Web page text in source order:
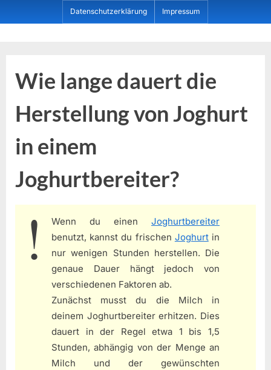
to
Datenschutzerklärung Impressum
Wie lange dauert die
Herstellung von Joghurt
in einem
Joghurtbereiter?
Wenn du einen Joghurtbereiter
benutzt, kannst du frischen Joghurtin
nur wenigen Stunden herstellen. Die
genaue Dauer hängt jedoch von
verschiedenen Faktoren ab.
Zunächst musst du die Milch in
deinem Joghurtbereiter erhitzen. Dies
dauert in der Regel etwa 1 bis 1,5
Stunden, abhängig von der Menge an
Milch und der gewünschten